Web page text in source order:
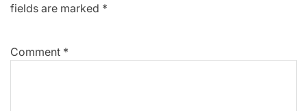
fields are marked *
Comment *